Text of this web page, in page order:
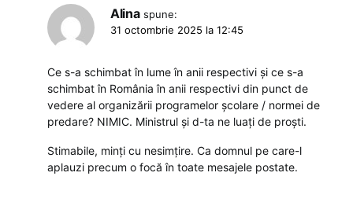
Alina spune:
31 octombrie 2025 la 12:45
Ce s-a schimbat în lume în anii respectivi și ce s-a
schimbat în România în anii respectivi din punct de
vedere al organizării programelor școlare / normei de
predare? NIMIC. Ministrul și d-ta ne luați de proști.
Stimabile, minți cu nesimțire. Ca domnul pe care-l
aplauzi precum o focă în toate mesajele postate.